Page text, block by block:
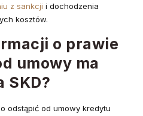
z sankcji i dochodzenia
kosztów.
o prawie
umowy ma
SKD?
odstąpić od umowy kredytu